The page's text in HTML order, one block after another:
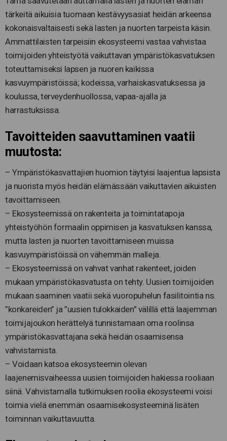
tärkeitä aikuisia tuomaan kestävyysasiat heidän arkeensa
kokonaisvaltaisesti sekä lasten ja nuorten tarpeista käsin.
Ammattilaisten tarpeisiin ekosysteemi vastaa vahvistaa
toimijoiden yhteistyötä vaikuttavan ympäristökasvatuksen
toteuttamiseksi lapsen ja nuoren kaikissa
kasvuympäristöissä; kodeissa, varhaiskasvatuksessa ja
koulussa, terveydenhuollossa, vapaa-ajalla ja
harrastuksissa.
Tavoitteiden saavuttaminen vaatii
muutosta:
– Ympäristökasvattajien huomion täytyisi laajentua lapsista
ja nuorista myös heidän elämässään vaikuttavien aikuisten
tavoittamiseen.
– Ekosysteemissä on rakenteita ja toimintatapoja
yhteistyöhön formaalin oppimisen ja kasvatuksen kanssa,
mutta lasten ja nuorten tavoittamiseen muissa
kasvuympäristöissä on vähemmän malleja.
– Ekosysteemissä on vahvat vanhat rakenteet, joiden
mukaan ympäristökasvatusta on tehty. Uusien toimijoiden
mukaan saaminen vaatii sekä vuoropuhelun fasilitointia ns.
”konkareiden” ja ”uusien tulokkaiden” välillä että laajemman
toimijajoukon herättelyä tunnistamaan oma roolinsa
ympäristökasvattajana sekä heidän osaamisensa
vahvistamista.
– Voidaan katsoa ekosysteemin olevan
laajenemisvaiheessa uusien toimijoiden hakiessa rooliaan
siinä. Vahvistamalla tutkimuksen roolia ekosysteemi voisi
toimia vielä enemmän osaamisekosysteeminä lisäten
toiminnan vaikuttavuutta.